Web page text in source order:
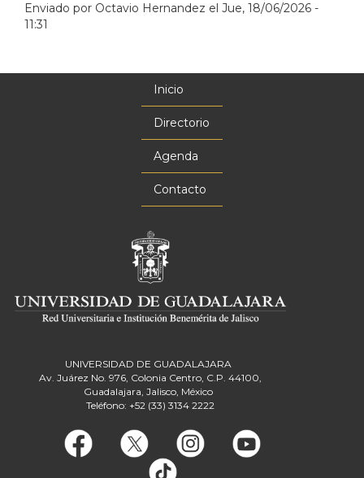
Enviado por Octavio Hernandez el Jue, 18/06/2026 -
11:31
Inicio
Directorio
Agenda
Contacto
UNIVERSIDAD DE GUADALAJARA
Av. Juárez No. 976, Colonia Centro, C.P. 44100,
Guadalajara, Jalisco, México
Teléfono: +52 (33) 3134 2222